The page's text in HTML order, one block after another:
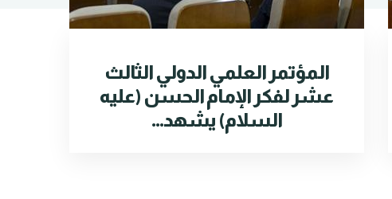
المؤتمر العلمي الدولي الثالث
عشر لفكر الإمام الحسن (عليه
السلام) يشهد...